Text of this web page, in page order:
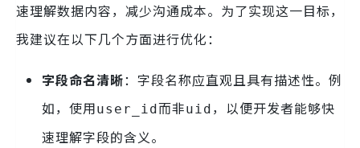
速理解数据内容，减少沟通成本。为了实现这一目标，
我建议在以下几个方面进行优化：
字段命名清晰：字段名称应直观且具有描述性。例
如，使用user_id而非uid ，以便开发者能够快
速理解字段的含义。